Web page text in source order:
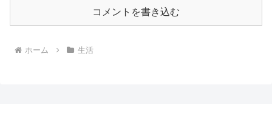
コメントを書き込む
ホーム 生活